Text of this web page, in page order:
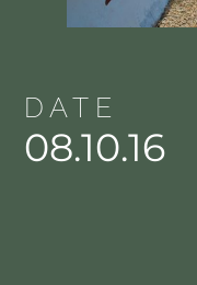
DATE
08.10.16